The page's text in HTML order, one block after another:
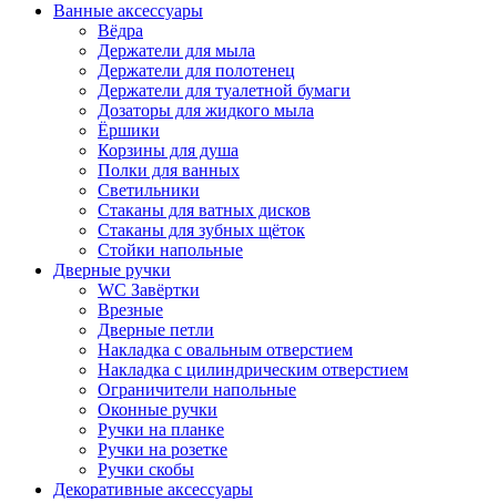
Ванные аксессуары
Вёдра
Держатели для мыла
Держатели для полотенец
Держатели для туалетной бумаги
Дозаторы для жидкого мыла
Ёршики
Корзины для душа
Полки для ванных
Светильники
Стаканы для ватных дисков
Стаканы для зубных щёток
Стойки напольные
Дверные ручки
WC Завёртки
Врезные
Дверные петли
Накладка с овальным отверстием
Накладка с цилиндрическим отверстием
Ограничители напольные
Оконные ручки
Ручки на планке
Ручки на розетке
Ручки скобы
Декоративные аксессуары